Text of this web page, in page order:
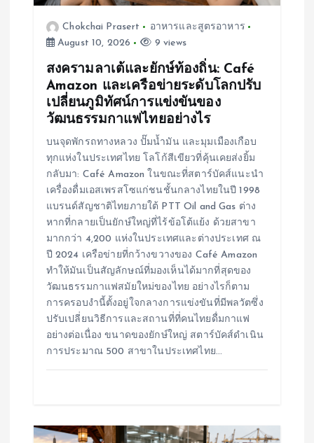
Chokchai Prasert
อาหารและสูตรอาหาร
August 10, 2026
9 views
สงครามลาเต้และยักษ์ท้องถิ่น: Café
Amazon และเครือข่ายระดับโลกปรับ
เปลี่ยนภูมิทัศน์การแข่งขันของ
วัฒนธรรมกาแฟไทยอย่างไร
บนจุดพักรถทางหลวง ปั๊มน้ำมัน และมุมเมืองเกือบ
ทุกแห่งในประเทศไทย โลโก้สีเขียวที่คุ้นเคยส่งยิ้ม
กลับมา: Café Amazon ในขณะที่สตาร์บัคส์แนะนำ
เครื่องดื่มเอสเพรสโซแก่ชนชั้นกลางไทยในปี 1998
แบรนด์สัญชาติไทยภายใต้ PTT Oil and Gas ต่าง
หากที่กลายเป็นยักษ์ใหญ่ที่ไร้ข้อโต้แย้ง ด้วยสาขา
มากกว่า 4,200 แห่งในประเทศและต่างประเทศ ณ
ปี 2024 เครือข่ายที่กว้างขวางของ Café Amazon
ทำให้มันเป็นสัญลักษณ์ที่มองเห็นได้มากที่สุดของ
วัฒนธรรมกาแฟสมัยใหม่ของไทย อย่างไรก็ตาม
การครอบงำนี้ตั้งอยู่ใจกลางการแข่งขันที่มีพลวัตซึ่ง
ปรับเปลี่ยนวิธีการและสถานที่ที่คนไทยดื่มกาแฟ
อย่างต่อเนื่อง ขนาดของยักษ์ใหญ่ สตาร์บัคส์ดำเนิน
การประมาณ 500 สาขาในประเทศไทย…